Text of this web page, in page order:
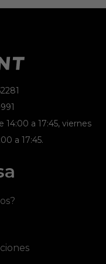
14:00 a 17:45, viernes
a 17:45.